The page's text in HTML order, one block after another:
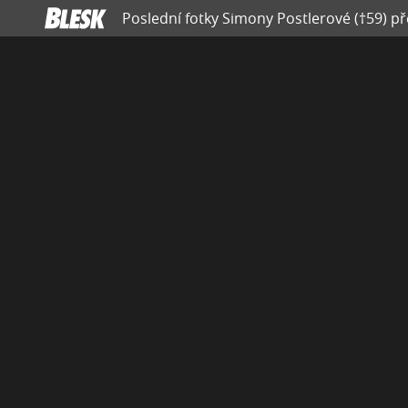
Poslední fotky Simony Postlerové (†59)